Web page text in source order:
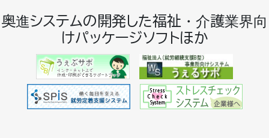
奥進システムの開発した福祉・介護業界向
けパッケージソフトほか